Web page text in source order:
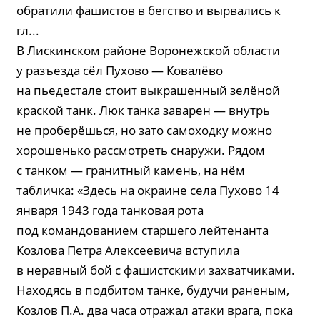
обратили фашистов в бегство и вырвались к
гл...
В Лискинском районе Воронежской области
у разъезда сёл Пухово — Ковалёво
на пьедестале стоит выкрашенный зелёной
краской танк. Люк танка заварен — внутрь
не проберёшься, но зато самоходку можно
хорошенько рассмотреть снаружи. Рядом
с танком — гранитный камень, на нём
табличка: «Здесь на окраине села Пухово 14
января 1943 года танковая рота
под командованием старшего лейтенанта
Козлова Петра Алексеевича вступила
в неравный бой с фашистскими захватчиками.
Находясь в подбитом танке, будучи раненым,
Козлов П.А. два часа отражал атаки врага, пока